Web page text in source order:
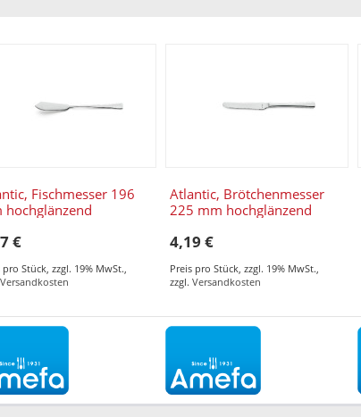
Fischmesser 196
hochglänzend
€
pro Stück, zzgl. 19% MwSt.,
Versandkosten
Atlantic, Brötchenmesser
225 mm hochglänzend
4,19 €
Preis pro Stück, zzgl. 19% MwSt.,
zzgl. Versandkosten